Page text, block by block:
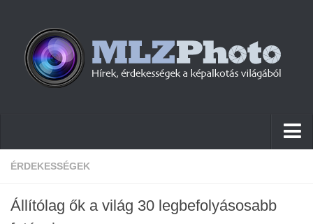
Hírek
Cikkek
ÉRDEKESSÉGEK
Állítólag ők a világ 30 legbefolyásosabb